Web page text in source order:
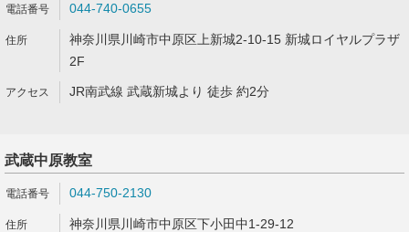
044-740-0655
神奈川県川崎市中原区上新城2-10-15 新城ロイヤルプラザ
2F
JR南武線 武蔵新城より 徒歩 約2分
武蔵中原教室
044-750-2130
神奈川県川崎市中原区下小田中1-29-12